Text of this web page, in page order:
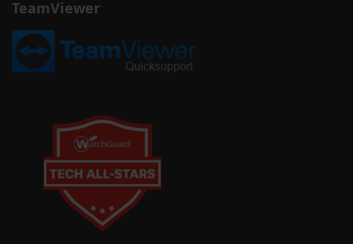
TeamViewer